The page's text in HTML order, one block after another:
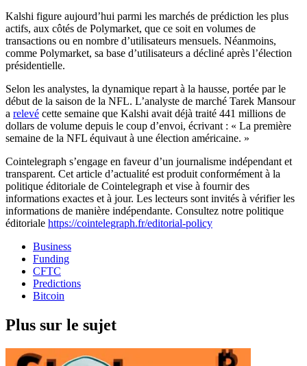
Kalshi figure aujourd’hui parmi les marchés de prédiction les plus
actifs, aux côtés de Polymarket, que ce soit en volumes de
transactions ou en nombre d’utilisateurs mensuels. Néanmoins,
comme Polymarket, sa base d’utilisateurs a décliné après l’élection
présidentielle.
Selon les analystes, la dynamique repart à la hausse, portée par le
début de la saison de la NFL. L’analyste de marché Tarek Mansour
a relevé cette semaine que Kalshi avait déjà traité 441 millions de
dollars de volume depuis le coup d’envoi, écrivant : « La première
semaine de la NFL équivaut à une élection américaine. »
Cointelegraph s’engage en faveur d’un journalisme indépendant et
transparent. Cet article d’actualité est produit conformément à la
politique éditoriale de Cointelegraph et vise à fournir des
informations exactes et à jour. Les lecteurs sont invités à vérifier les
informations de manière indépendante. Consultez notre politique
éditoriale https://cointelegraph.fr/editorial-policy
Business
Funding
CFTC
Predictions
Bitcoin
Plus sur le sujet